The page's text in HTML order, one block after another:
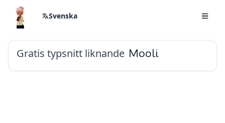
Svenska
Gratis typsnitt liknande Mooli